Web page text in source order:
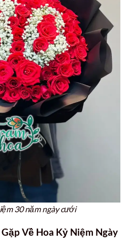
30 năm ngày cưới
Về Hoa Kỷ Niệm Ngày